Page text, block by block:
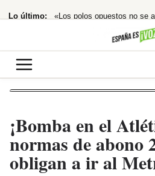
al Lo último:
¡Bomba en el
normas de abono
obligan a ir al